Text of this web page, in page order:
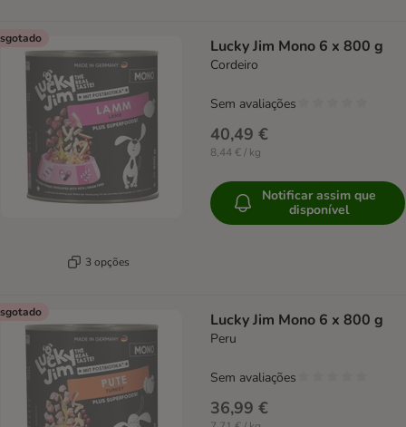
3 opções
Lucky Jim Mono 6 x 800 g
Cordeiro
40,49 €
8,44 € / kg
Sem avaliações
Notificar assim que
disponível
Lucky Jim Mono 6 x 800 g
Peru
36,99 €
Sem avaliações